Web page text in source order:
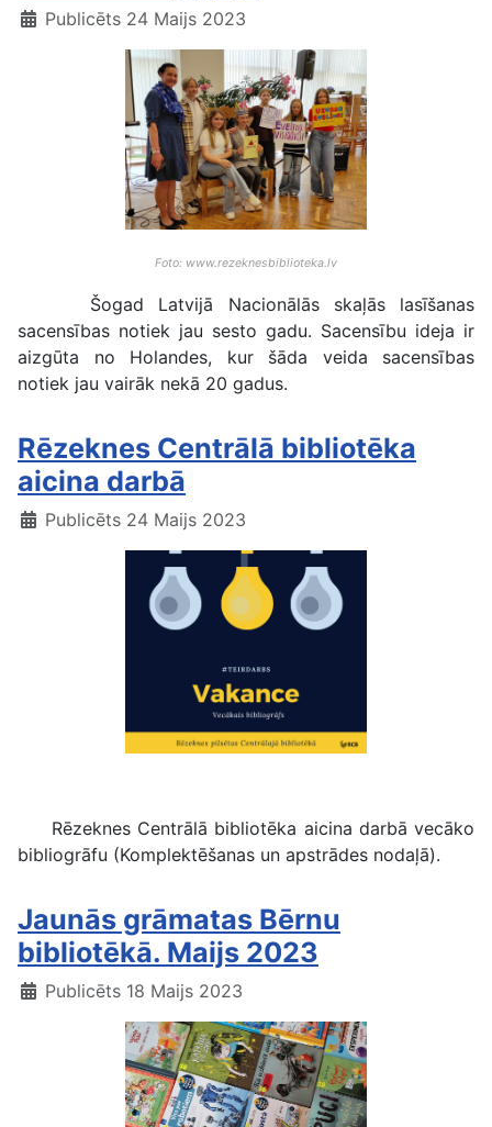
Publicēts 24 Maijs 2023
Foto: www.rezeknesbiblioteka.lv
Šogad Latvijā Nacionālās skaļās lasīšanas
sacensības notiek jau sesto gadu. Sacensību ideja ir
aizgūta no Holandes, kur šāda veida sacensības
notiek jau vairāk nekā 20 gadus.
Rēzeknes Centrālā bibliotēka
aicina darbā
Publicēts 24 Maijs 2023
Rēzeknes Centrālā bibliotēka aicina darbā vecāko
bibliogrāfu (Komplektēšanas un apstrādes nodaļā).
Jaunās grāmatas Bērnu
bibliotēkā. Maijs 2023
Publicēts 18 Maijs 2023